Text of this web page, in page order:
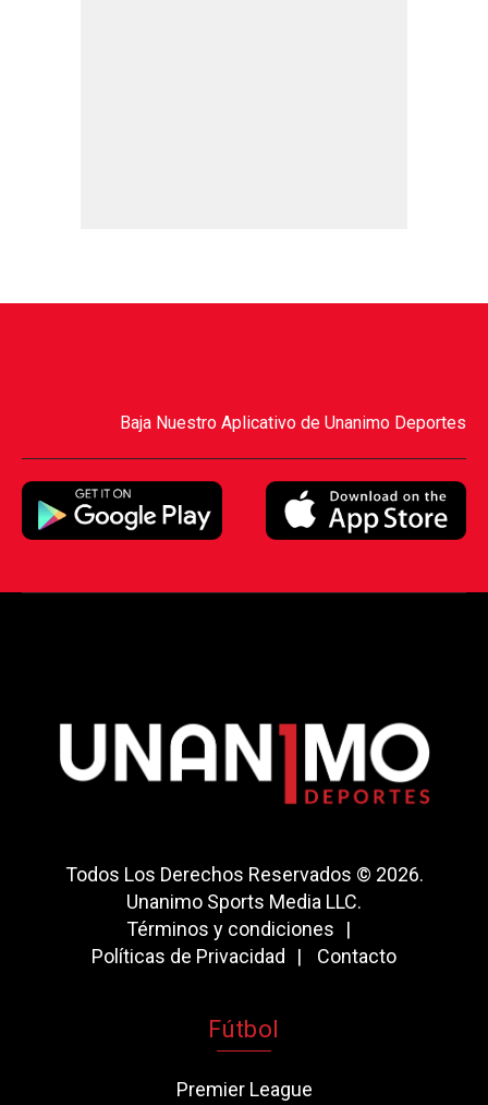
Baja Nuestro Aplicativo de Unanimo Deportes
Todos Los Derechos Reservados © 2026.
Unanimo Sports Media LLC.
Términos y condiciones
Políticas de Privacidad
Contacto
Fútbol
Premier League